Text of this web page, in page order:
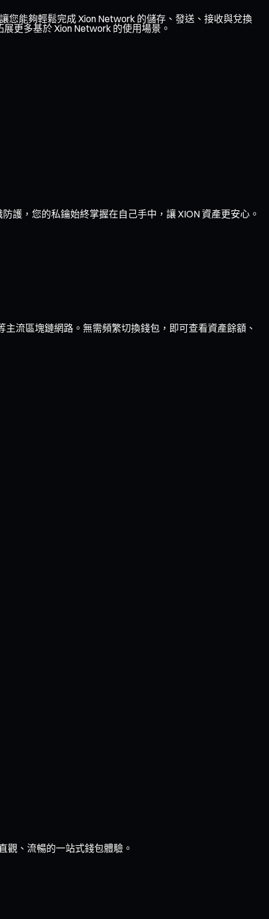
您能夠輕鬆完成 Xion Network 的儲存、發送、接收與兌換
更多基於 Xion Network 的使用場景。
護，您的私鑰始終掌握在自己手中，讓 XION 資產更安心。
流區塊鏈網路。無需頻繁切換錢包，即可查看資產餘額、
觀、流暢的一站式錢包體驗。